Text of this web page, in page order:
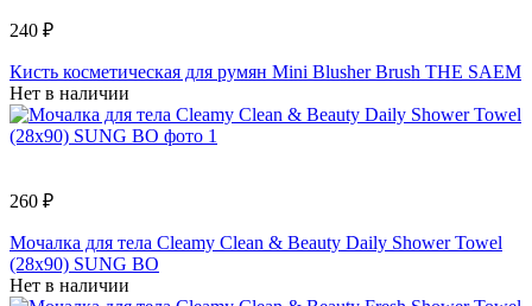
240 ₽
Кисть косметическая для румян Mini Blusher Brush THE SAEM
Нет в наличии
260 ₽
Мочалка для тела Cleamy Clean & Beauty Daily Shower Towel
(28х90) SUNG BO
Нет в наличии